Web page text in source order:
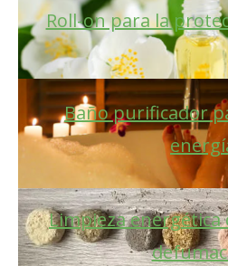
Roll-on para la
Baño purificador
Limpieza energética